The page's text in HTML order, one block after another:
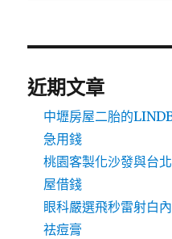
近期文章
中壢房屋二胎的
急用錢
桃園客製化沙發與台
屋借錢
眼科嚴選飛秒雷射白
祛痘膏